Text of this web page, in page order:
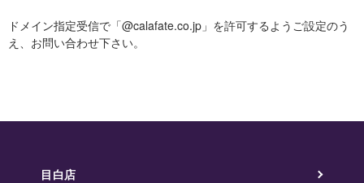
ドメイン指定受信で「@calafate.co.jp」を許可するようご設定のう
え、お問い合わせ下さい。
目白店